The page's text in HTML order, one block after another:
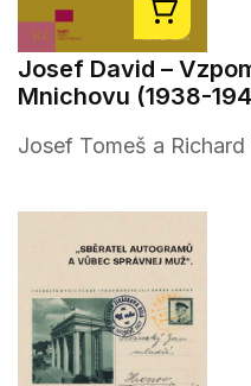
Josef David –
Mnichovu (1938-
Josef Tomeš a